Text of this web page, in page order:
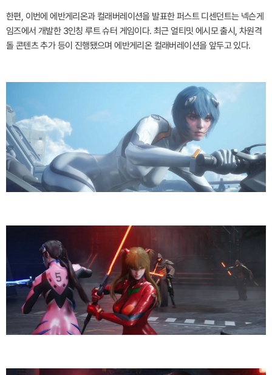
한편, 이번에 에반게리온과 컬래버레이션을 발표한 퍼스트 디센던트는 넥슨게
임즈에서 개발한 3인칭 루트 슈터 게임이다. 최근 얼티밋 에시모 출시, 차원격
돌 콘텐츠 추가 등이 진행됐으며 에반게리온 컬래버레이션을 앞두고 있다.